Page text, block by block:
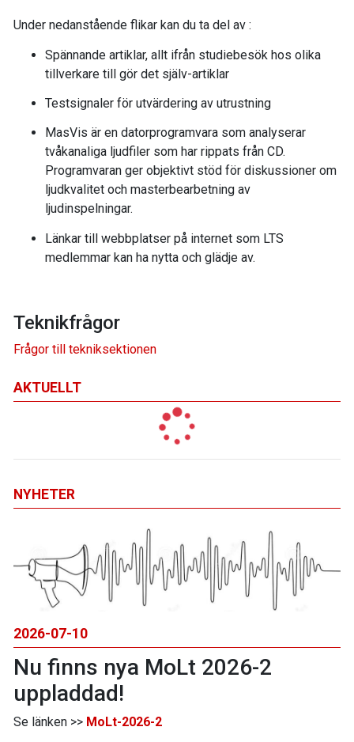
AKTUELLT
Under nedanstående flikar kan du ta del av :
Spännande artiklar, allt ifrån studiebesök hos olika
tillverkare till gör det själv-artiklar
Testsignaler för utvärdering av utrustning
MasVis är en datorprogramvara som analyserar
tvåkanaliga ljudfiler som har rippats från CD.
Programvaran ger objektivt stöd för diskussioner om
ljudkvalitet och masterbearbetning av
ljudinspelningar.
Länkar till webbplatser på internet som LTS
medlemmar kan ha nytta och glädje av.
Teknikfrågor
Frågor till tekniksektionen
NYHETER
2026-07-10
Nu finns nya MoLt 2026-2
uppladdad!
Se länken >> MoLt-2026-2